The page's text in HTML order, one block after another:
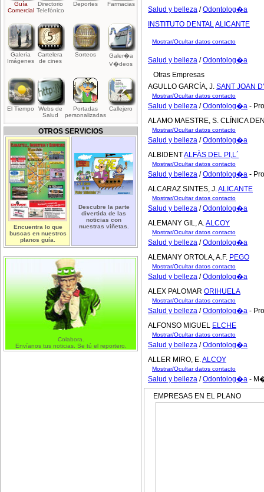
Guía
Comercial
Directorio
Telefónico
Deportes Farmacias
Galería
Imágenes
Cartelera
de cines
Sorteos
Galer�a
V�deos
El Tiempo
Webs de
Salud
Portadas
personalizadas
Callejero
OTROS SERVICIOS
Encuentra lo que
buscas en nuestros
planos guía.
Descubre la parte
divertida de las
noticias con
nuestras viñetas.
Colabora.
Envíanos tus noticias. Se tú el reportero.
Salud y belleza /Odontolog�a
INSTITUTO DENTALALICANTE
Mostrar/Ocultar datos contacto
Salud y belleza /Odontolog�a
Otras Empresas
AGULLO GARCÍA, J. SANT JOAN
Mostrar/Ocultar datos contacto
Salud y belleza /Odontolog�a -
ALAMO MAESTRE, S. CLÍNICA
Mostrar/Ocultar datos contacto
Salud y belleza /Odontolog�a
ALBIDENTALFÀS DEL PI,L´
Mostrar/Ocultar datos contacto
Salud y belleza /Odontolog�a -
ALCARAZ SINTES, J.ALICANTE
Mostrar/Ocultar datos contacto
Salud y belleza /Odontolog�a
ALEMANY GIL, A.ALCOY
Mostrar/Ocultar datos contacto
Salud y belleza /Odontolog�a
ALEMANY ORTOLA, A.F. PEGO
Mostrar/Ocultar datos contacto
Salud y belleza /Odontolog�a
ALEX PALOMAR ORIHUELA
Mostrar/Ocultar datos contacto
Salud y belleza /Odontolog�a -
ALFONSO MIGUEL ELCHE
Mostrar/Ocultar datos contacto
Salud y belleza /Odontolog�a
ALLER MIRO, E.ALCOY
Mostrar/Ocultar datos contacto
Salud y belleza /Odontolog�a -
EMPRESAS EN EL PLANO